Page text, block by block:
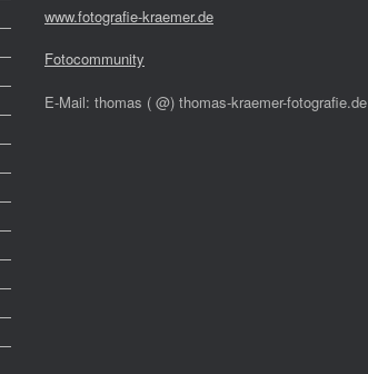
www.fotografie-kraemer.de
Fotocommunity
E-Mail: thomas ( @) thomas-kraemer-fotografie.de